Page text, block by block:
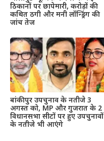
ठिकानों पर छापेमारी, करोड़ों की
कथित ठगी और मनी लॉन्ड्रिंग की
जांच तेज
बांकीपुर उपचुनाव के नतीजे 3
अगस्त को, MP और गुजरात के 2
विधानसभा सीटों पर हुए उपचुनावों
के नतीजे भी आएंगे